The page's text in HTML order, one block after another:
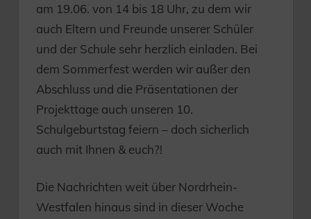
am 19.06. von 14 bis 18 Uhr, zu dem wir
auch Eltern und Freunde unserer Schüler
und der Schule sehr herzlich einladen. Bei
dem Sommerfest werden wir außer den
Abschluss und die Präsentationen der
Projekttage auch unseren 10.
Schulgeburtstag feiern – doch sicherlich
auch mit Ihnen & euch?!
Die Nachrichten weit über Nordrhein-
Westfalen hinaus sind in dieser Woche